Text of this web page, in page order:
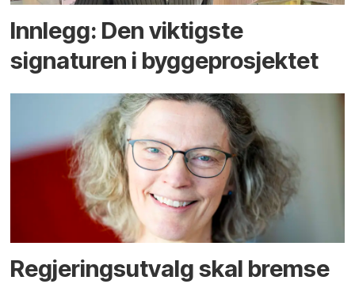
Innlegg: Den viktigste
signaturen i bygge­­prosjektet
Regjerings­utvalg skal bremse